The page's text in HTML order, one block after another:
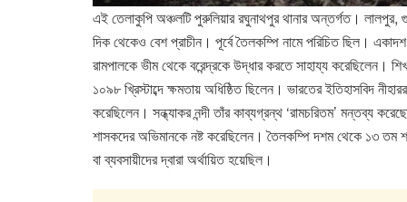
এই তেলাকুপি অঞ্চলটি পুরুলিয়ার রঘুনাথপুর থানার অন্তর্গত। লালপুর,
দিক থেকেও বেশ প্রাচীন। পূর্বে তৈলকম্পি নামে পরিচিত ছিল।
রামপালকে ভীম থেকে বরেন্দ্রকে উদ্ধার করতে সাহায্য করেছিলেন।
১০৯৮ খ্রিস্টাব্দে ক্ষমতায় অধিষ্ঠিত ছিলেন। ভারতের ইতিহাসবিদ
করেছিলেন। সন্ধ্যাকর নন্দী তাঁর কাব্যগ্রন্থ ‘রামচরিতম’ মন্তব্য
শাসকদের অভিমানকে নষ্ট করেছিলেন। তৈলকম্পি দশম থেকে ১৩ তম
বা ব্যবসায়ীদের দ্বারা অর্থায়িত হয়েছিল।